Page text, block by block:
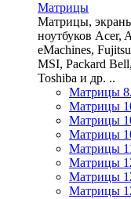
Матрицы
Матрицы,
ноутбуков Acer,
eMachines,
MSI, Packard
Toshiba и др. ..
Матрицы
Матрицы
Матрицы
Матрицы
Матрицы
Матрицы
Матрицы
Матрицы